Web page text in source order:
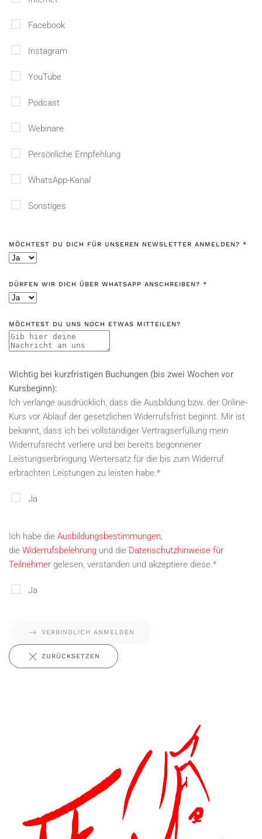
Facebook
Instagram
YouTube
Podcast
Webinare
Persönliche Empfehlung
WhatsApp-Kanal
Sonstiges
MÖCHTEST DU DICH FÜR UNSEREN NEWSLETTER ANMELDEN? *
DÜRFEN WIR DICH ÜBER WHATSAPP ANSCHREIBEN? *
MÖCHTEST DU UNS NOCH ETWAS MITTEILEN?
Wichtig bei kurzfristigen Buchungen (bis zwei Wochen vor
Kursbeginn):
Ich verlange ausdrücklich, dass die Ausbildung bzw. der Online-
Kurs vor Ablauf der gesetzlichen Widerrufsfrist beginnt. Mir ist
bekannt, dass ich bei vollständiger Vertragserfüllung mein
Widerrufsrecht verliere und bei bereits begonnener
Leistungserbringung Wertersatz für die bis zum Widerruf
erbrachten Leistungen zu leisten habe.*
Ja
Ich habe die Ausbildungsbestimmungen,
die Widerrufsbelehrung und die Datenschutzhinweise für
Teilnehmer gelesen, verstanden und akzeptiere diese.*
Ja
VERBINDLICH ANMELDEN
ZURÜCKSETZEN